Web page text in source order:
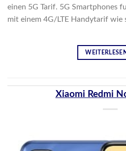
einen 5G Tarif. 5G Smartphones
mit einem 4G/LTE Handytarif wie
Xiaomi Redmi